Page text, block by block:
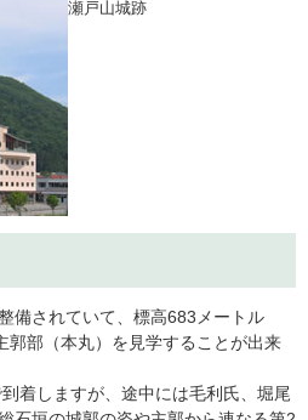
瀬戸山城跡
備されていて、標高683メートル
郭部（本丸）を見学することが出来
着しますが、途中には毛利氏、堀尾